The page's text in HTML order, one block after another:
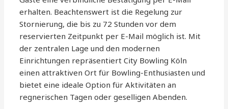
erhalten. Beachtenswert ist die Regelung zur
Stornierung, die bis zu 72 Stunden vor dem
reservierten Zeitpunkt per E-Mail möglich ist. Mit
der zentralen Lage und den modernen
Einrichtungen repräsentiert City Bowling Köln
einen attraktiven Ort für Bowling-Enthusiasten und
bietet eine ideale Option für Aktivitäten an
regnerischen Tagen oder geselligen Abenden.